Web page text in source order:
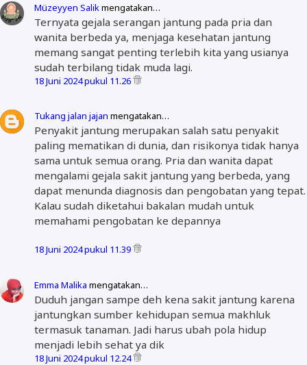
Müzeyyen Salikmengatakan…
Ternyata gejala serangan jantung pada pria dan
wanita berbeda ya, menjaga kesehatan jantung
memang sangat penting terlebih kita yang usianya
sudah terbilang tidak muda lagi.
18 Juni 2024 pukul 11.26
Tukang jalan jajan mengatakan…
Penyakit jantung merupakan salah satu penyakit
paling mematikan di dunia, dan risikonya tidak hanya
sama untuk semua orang. Pria dan wanita dapat
mengalami gejala sakit jantung yang berbeda, yang
dapat menunda diagnosis dan pengobatan yang tepat.
Kalau sudah diketahui bakalan mudah untuk
memahami pengobatan ke depannya
18 Juni 2024 pukul 11.39
Emma Malika mengatakan…
Duduh jangan sampe deh kena sakit jantung karena
jantungkan sumber kehidupan semua makhluk
termasuk tanaman. Jadi harus ubah pola hidup
menjadi lebih sehat ya dik
18 Juni 2024 pukul 12.24